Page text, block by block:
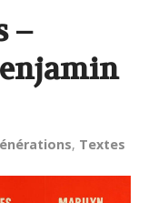
–
, Textes